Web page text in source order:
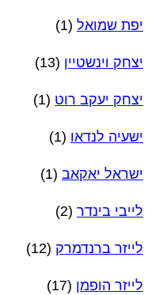
יפת שמואל (1)
יצחק וינשטיין (13)
יצחק יעקב רוט (1)
ישעיה לנדאו (1)
ישראל יאקאב (1)
לייבי בינדר (2)
לייזר ברנדמרק (12)
לייזר הופמן (17)